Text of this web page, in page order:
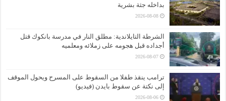
بداخله جثة بشرية
2026-08-08
الشرطة التايلاندية: مطلق النار في مدرسة بانكوك قتل
أجداده قبل هجومه على زملائه ومعلميه
2026-08-07
ترامب ينقذ طفلا من السقوط على المسرح ويحول الموقف
إلى نكتة عن سقوط بايدن (فيديو)
2026-08-06